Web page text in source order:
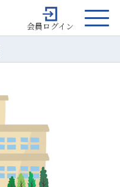
会員ログイン